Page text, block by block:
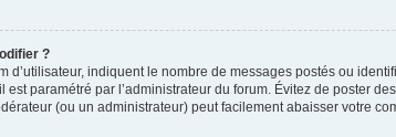
?
d’utilisateur, indiquent le nombre de messages postés ou
est paramétré par l’administrateur du forum. Évitez de poster
(ou un administrateur) peut facilement abaisser votre